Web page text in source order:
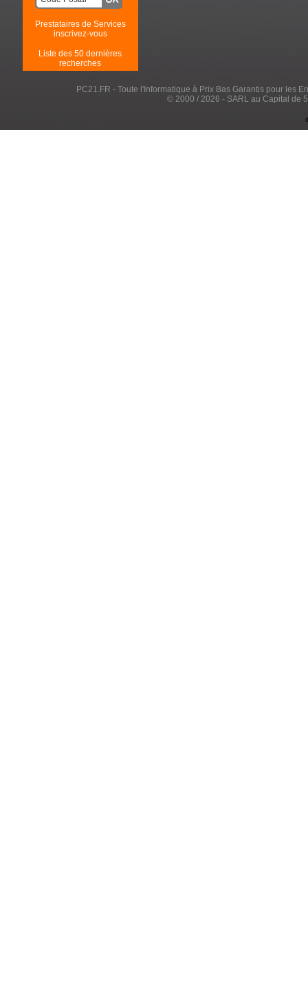
Prestataires de Services
inscrivez-vous
Liste des 50 dernières
recherches
PC21.FR - Toute l'Informatique à Prix Bas Garantis pour les
© 2000 / 2026 - SARL au Capital de